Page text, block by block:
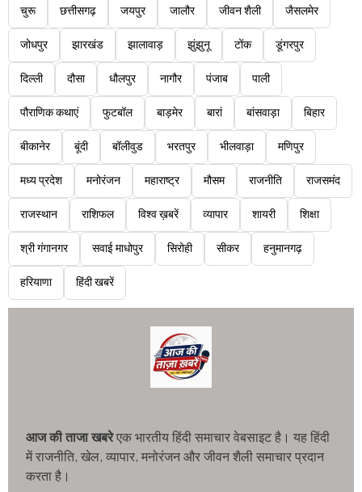
चुरू छत्तीसगढ़ जयपुर जालौर जीवन शैली जैसलमेर
जोधपुर झारखंड झालावाड़ झुंझुनू टोंक डूंगरपुर
दिल्ली दौसा धौलपुर नागौर पंजाब पाली
पौराणिक कथाएं फुटबॉल बाड़मेर बारां बांसवाड़ा बिहार
बीकानेर बूंदी बॉलीवुड भरतपुर भीलवाड़ा मणिपुर
मध्य प्रदेश मनोरंजन महाराष्ट्र मौसम राजनीति राजसमंद
राजस्थान राशिफल विश्व ख़बरें व्यापार शायरी शिक्षा
श्री गंगानगर सवाई माधोपुर सिरोही सीकर हनुमानगढ़
हरियाणा हिंदी खबरें
आज की ताजा खबरेएक भारतीय हिंदी समाचार वेबसाइट है। यह हिंदी
में राजनीति, खेल, व्यापार, मनोरंजन और जीवन शैली समाचार प्रदान
करता है।